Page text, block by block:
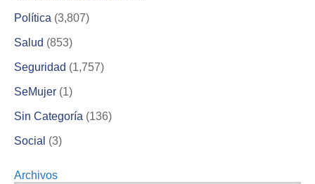
Política (3,807)
Salud (853)
Seguridad (1,757)
SeMujer (1)
Sin Categoría (136)
Social (3)
Archivos